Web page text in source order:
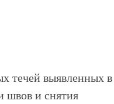
течей выявленных в
швов и снятия